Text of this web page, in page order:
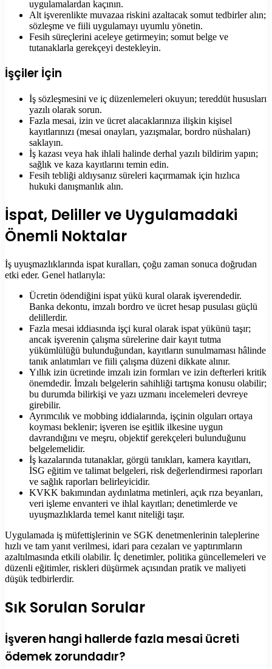
uygulamalardan kaçının.
Alt işverenlikte muvazaa riskini azaltacak somut tedbirler alın;
sözleşme ve fiili uygulamayı uyumlu yönetin.
Fesih süreçlerini aceleye getirmeyin; somut belge ve
tutanaklarla gerekçeyi destekleyin.
İşçiler İçin
İş sözleşmesini ve iç düzenlemeleri okuyun; tereddüt hususları
yazılı olarak sorun.
Fazla mesai, izin ve ücret alacaklarınıza ilişkin kişisel
kayıtlarınızı (mesai onayları, yazışmalar, bordro nüshaları)
saklayın.
İş kazası veya hak ihlali halinde derhal yazılı bildirim yapın;
sağlık ve kaza kayıtlarını temin edin.
Fesih tebliği aldıysanız süreleri kaçırmamak için hızlıca
hukuki danışmanlık alın.
İspat, Deliller ve Uygulamadaki
Önemli Noktalar
İş uyuşmazlıklarında ispat kuralları, çoğu zaman sonuca doğrudan
etki eder. Genel hatlarıyla:
Ücretin ödendiğini ispat yükü kural olarak işverendedir.
Banka dekontu, imzalı bordro ve ücret hesap pusulası güçlü
delillerdir.
Fazla mesai iddiasında işçi kural olarak ispat yükünü taşır;
ancak işverenin çalışma sürelerine dair kayıt tutma
yükümlülüğü bulunduğundan, kayıtların sunulmaması hâlinde
tanık anlatımları ve fiili çalışma düzeni dikkate alınır.
Yıllık izin ücretinde imzalı izin formları ve izin defterleri kritik
önemdedir. İmzalı belgelerin sahihliği tartışma konusu olabilir;
bu durumda bilirkişi ve yazı uzmanı incelemeleri devreye
girebilir.
Ayrımcılık ve mobbing iddialarında, işçinin olguları ortaya
koyması beklenir; işveren ise eşitlik ilkesine uygun
davrandığını ve meşru, objektif gerekçeleri bulunduğunu
belgelemelidir.
İş kazalarında tutanaklar, görgü tanıkları, kamera kayıtları,
İSG eğitim ve talimat belgeleri, risk değerlendirmesi raporları
ve sağlık raporları belirleyicidir.
KVKK bakımından aydınlatma metinleri, açık rıza beyanları,
veri işleme envanteri ve ihlal kayıtları; denetimlerde ve
uyuşmazlıklarda temel kanıt niteliği taşır.
Uygulamada iş müfettişlerinin ve SGK denetmenlerinin taleplerine
hızlı ve tam yanıt verilmesi, idari para cezaları ve yaptırımların
azaltılmasında etkili olabilir. İç denetimler, politika güncellemeleri ve
düzenli eğitimler, riskleri düşürmek açısından pratik ve maliyeti
düşük tedbirlerdir.
Sık Sorulan Sorular
İşveren hangi hallerde fazla mesai ücreti
ödemek zorundadır?